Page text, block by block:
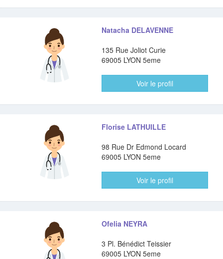
Natacha DELAVENNE
135 Rue Joliot Curie
69005 LYON 5eme
Voir le profil
Florise LATHUILLE
98 Rue Dr Edmond Locard
69005 LYON 5eme
Voir le profil
Ofelia NEYRA
3 Pl. Bénédict Teissier
69005 LYON 5eme